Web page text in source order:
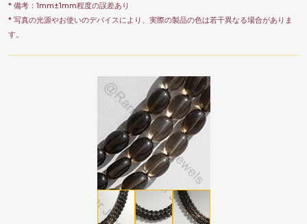
* 備考：1mm±1mm程度の誤差あり
* 写真の光源やお使いのデバイスにより、実際の製品の色は若干異なる場合がありま
す。